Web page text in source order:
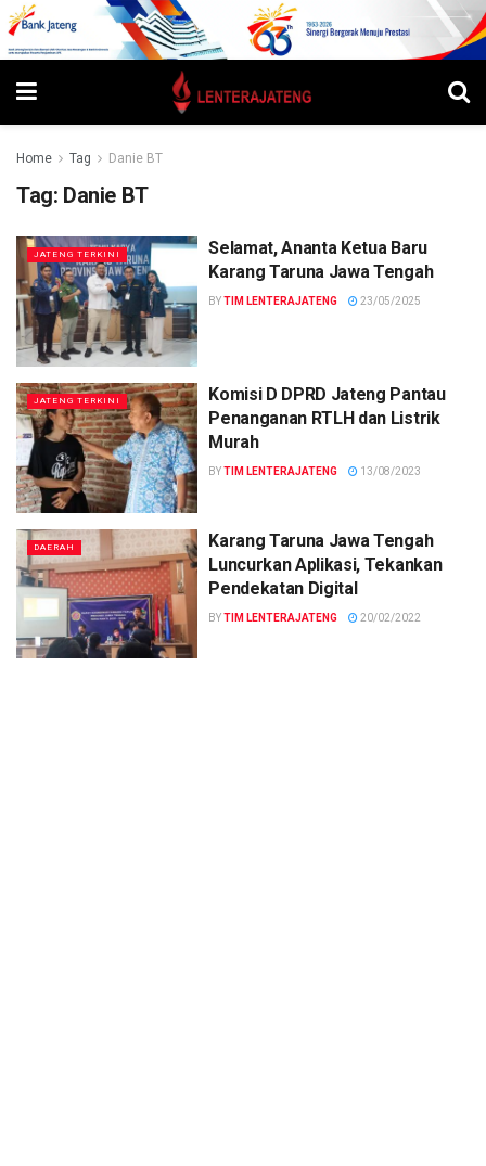
Home Tag Danie BT
Tag: Danie BT
JATENG TERKINI
Selamat, Ananta Ketua Baru
Karang Taruna Jawa Tengah
BYTIM LENTERAJATENG 23/05/2025
JATENG TERKINI
Komisi D DPRD Jateng Pantau
Penanganan RTLH dan Listrik
Murah
BYTIM LENTERAJATENG 13/08/2023
DAERAH
Karang Taruna Jawa Tengah
Luncurkan Aplikasi, Tekankan
Pendekatan Digital
BYTIM LENTERAJATENG 20/02/2022